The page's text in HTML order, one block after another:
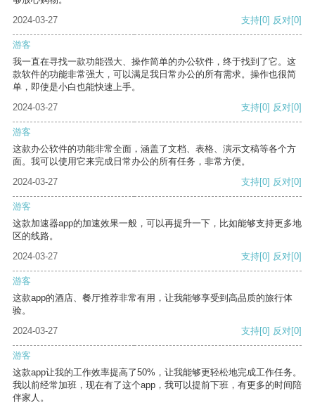
2024-03-27
支持[0] 反对[0]
游客
我一直在寻找一款功能强大、操作简单的办公软件，终于找到了它。这
款软件的功能非常强大，可以满足我日常办公的所有需求。操作也很简
单，即使是小白也能快速上手。
2024-03-27
支持[0] 反对[0]
游客
这款办公软件的功能非常全面，涵盖了文档、表格、演示文稿等各个方
面。我可以使用它来完成日常办公的所有任务，非常方便。
2024-03-27
支持[0] 反对[0]
游客
这款加速器app的加速效果一般，可以再提升一下，比如能够支持更多地
区的线路。
2024-03-27
支持[0] 反对[0]
游客
这款app的酒店、餐厅推荐非常有用，让我能够享受到高品质的旅行体
验。
2024-03-27
支持[0] 反对[0]
游客
这款app让我的工作效率提高了50%，让我能够更轻松地完成工作任务。
我以前经常加班，现在有了这个app，我可以提前下班，有更多的时间陪
伴家人。